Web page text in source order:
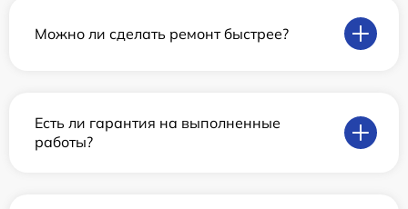
Можно ли сделать ремонт быстрее?
Есть ли гарантия на выполненные
работы?